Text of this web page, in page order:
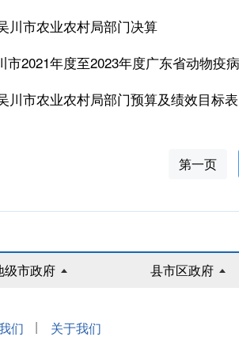
川市农业农村局部门决算
市2021年度至2023年度广东省动物疫
川市农业农村局部门预算及绩效目标表
第一页
级市政府 县市区政府
们 | 关于我们